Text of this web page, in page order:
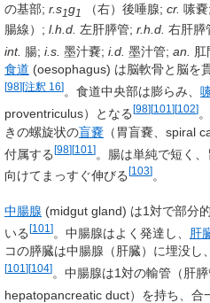
の基部; r.s1g1 （右）後唾腺; cr. 嗉嚢;
腸線）; l.h.d. 左肝膵管; r.h.d. 右肝膵
int. 腸; i.s. 墨汁嚢; i.d. 墨汁管; an. 肛
食道 (oesophagus) は脳軟骨と脳を
[98][注釈 16]。食道中央部は膨らみ、
proventriculus）となる[98][101 ][102]。
きの螺旋状の盲嚢（胃盲嚢、 spiral
付属する[98][101 ]。腸は単純で短く
向けてまっすぐ伸びる [103]。
中腸腺 (midgut gland) は1対で部分
いる[101 ]。中腸腺はよく発達し、 肝
コの膵臓は中腸腺（肝臓）に埋没し
[101 ][104]。中腸腺は1対の輸管（肝膵
hepatopancreatic duct）を持ち、合